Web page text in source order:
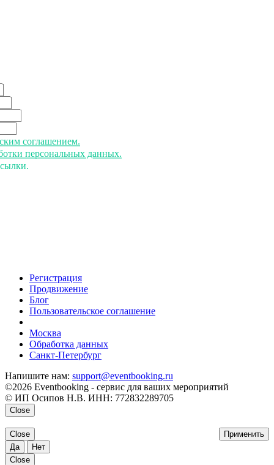
соглашением.
персональных данных.
Регистрация
Продвижение
Блог
Пользовательское соглашение
Москва
Обработка данных
Санкт-Петербург
Напишите нам: support@eventbooking.ru
©2026 Eventbooking - сервис для ваших мероприятий
© ИП Осипов Н.В. ИНН: 772832289705
Close
Применить
Close
Да
Нет
Close